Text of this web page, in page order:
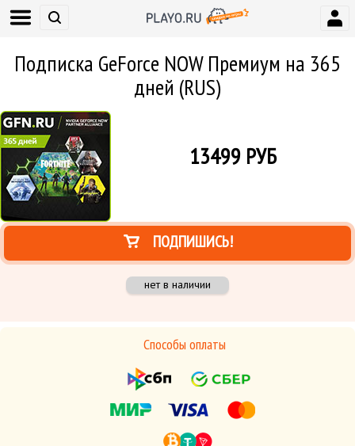
Подписка GeForce NOW Премиум на 365
дней (RUS)
13499 РУБ
ПОДПИШИСЬ!
нет в наличии
Способы оплаты